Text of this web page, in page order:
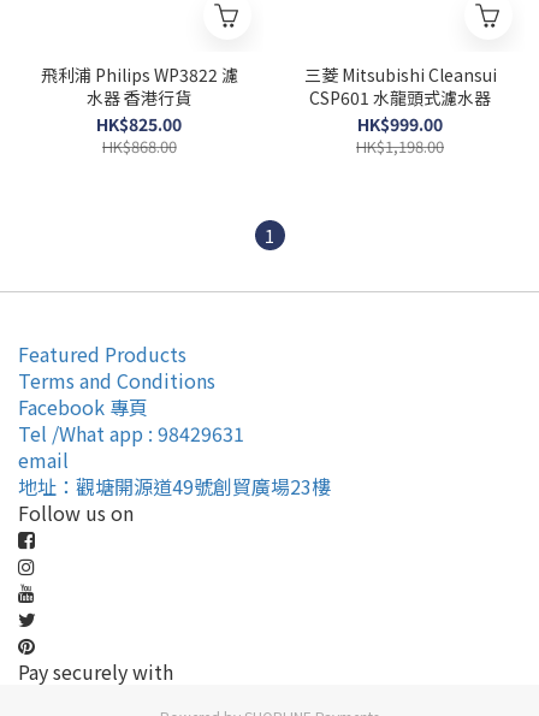
飛利浦 Philips WP3822 濾
水器 香港行貨
HK$825.00
HK$868.00
三菱 Mitsubishi Cleansui
CSP601 水龍頭式濾水器
HK$999.00
HK$1,198.00
1
Featured Products
Terms and Conditions
Facebook 專頁
Tel /What app : 98429631
email
地址：觀塘開源道49號創貿廣場23樓
Follow us on
Pay securely with